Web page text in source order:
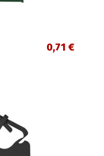
0,71 €